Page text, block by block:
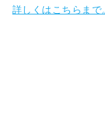
詳しくはこちらまで。